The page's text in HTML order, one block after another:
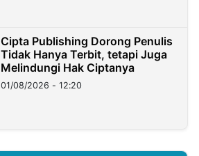
Cipta Publishing Dorong Penulis
Tidak Hanya Terbit, tetapi Juga
Melindungi Hak Ciptanya
01/08/2026 - 12:20